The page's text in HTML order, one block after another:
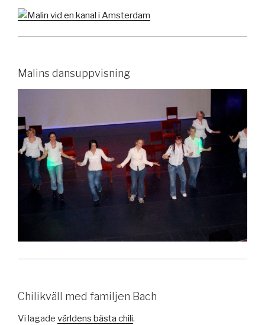
Malins dansuppvisning
Chilikväll med familjen Bach
Vi lagade världens bästa chili.